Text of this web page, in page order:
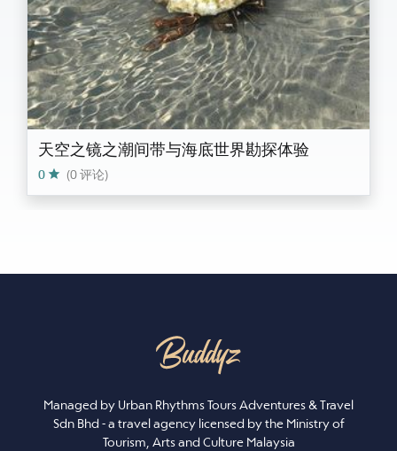
天空之镜之潮间带与海底世界勘探体验
0 (0 评论)
Managed by Urban Rhythms Tours Adventures & Travel
Sdn Bhd - a travel agency licensed by the Ministry of
Tourism, Arts and Culture Malaysia